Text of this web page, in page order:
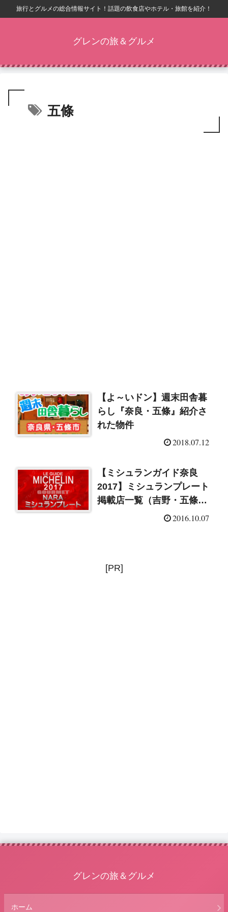
旅行とグルメの総合情報サイト！話題の飲食店やホテル・旅館を紹介！
グレンの旅＆グルメ
五條
【よ～いドン】週末田舎暮
らし『奈良・五條』紹介さ
れた物件
2018.07.12
【ミシュランガイド奈良
2017】ミシュランプレート
掲載店一覧（吉野・五條・
2016.10.07
[PR]
グレンの旅＆グルメ
ホーム